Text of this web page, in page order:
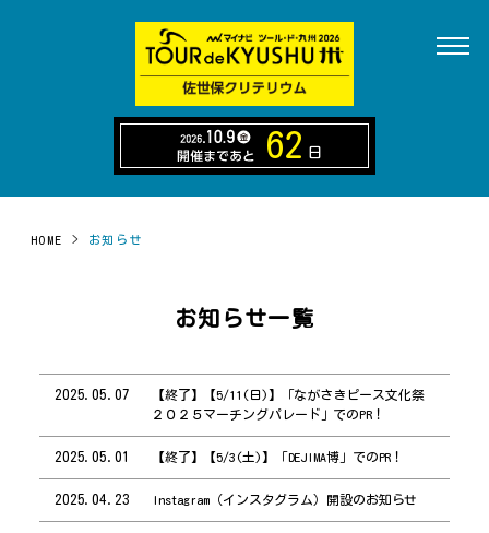
62 日
HOME > お知らせ
お知らせ一覧
2025.05.07
【終了】【5/11(日)】「ながさきピース文化祭
２０２５マーチングパレード」でのPR！
2025.05.01 【終了】【5/3(土)】「DEJIMA博」でのPR！
2025.04.23 Instagram（インスタグラム）開設のお知らせ